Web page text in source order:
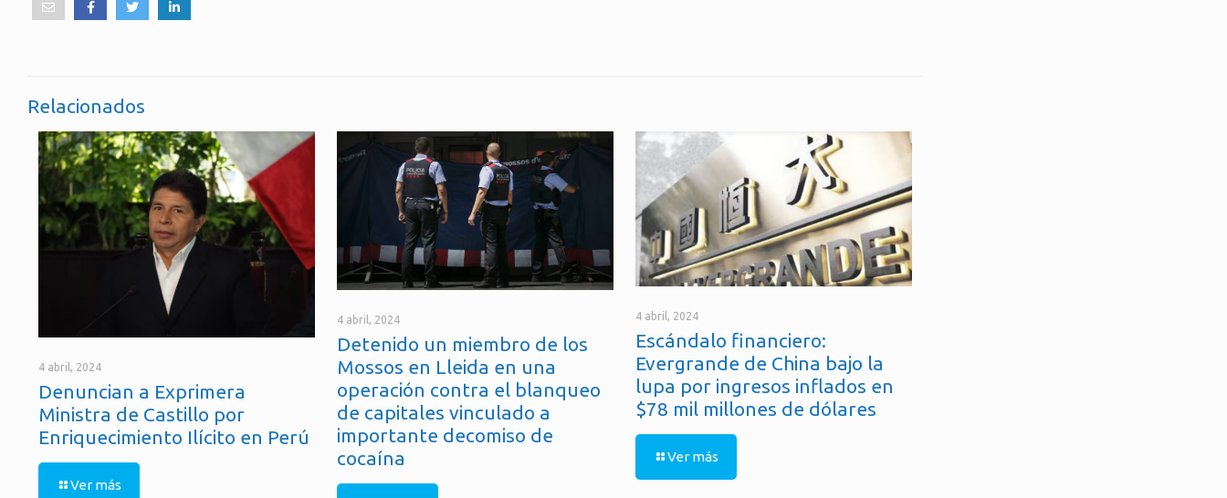
Relacionados
4 abril, 2024
Denuncian a Exprimera
Ministra de Castillo por
Enriquecimiento Ilícito en Perú
Ver más
4 abril, 2024
Detenido un miembro de los
Mossos en Lleida en una
operación contra el blanqueo
de capitales vinculado a
importante decomiso de
cocaína
4 abril, 2024
Escándalo financiero:
Evergrande de China bajo la
lupa por ingresos inflados en
$78 mil millones de dólares
Ver más